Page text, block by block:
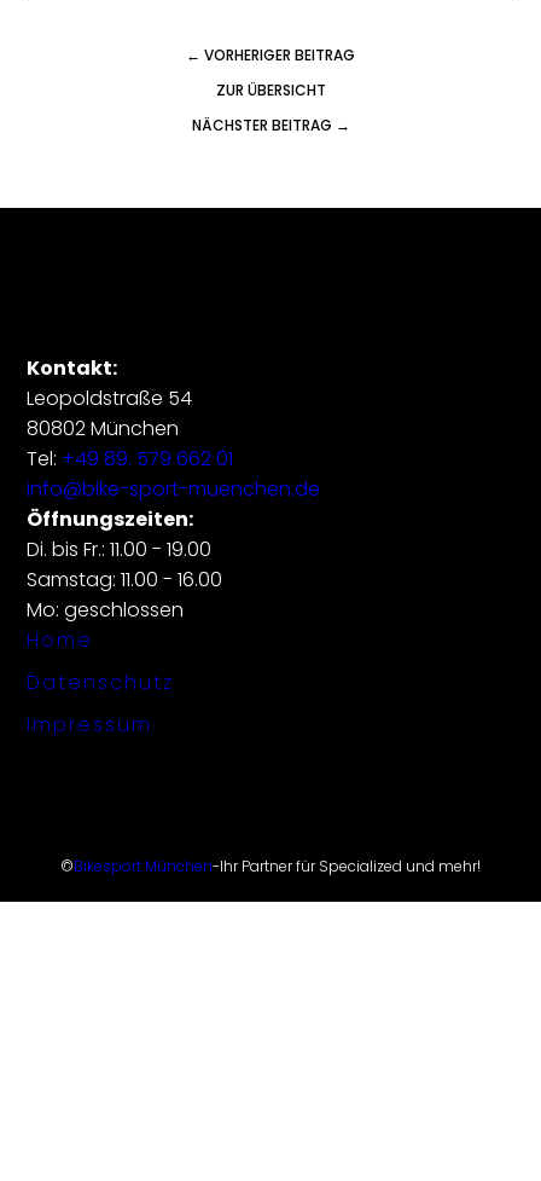
← VORHERIGER BEITRAG
ZUR ÜBERSICHT
NÄCHSTER BEITRAG →
Kontakt:
Leopoldstraße 54
80802 München
Tel: +49 89. 579 662 01
info@bike-sport-muenchen.de
Öffnungszeiten:
Di. bis Fr.: 11.00 - 19.00
Samstag: 11.00 - 16.00
Mo: geschlossen
Home
Datenschutz
Impressum
©Bikesport München-Ihr Partner für Specialized und mehr!